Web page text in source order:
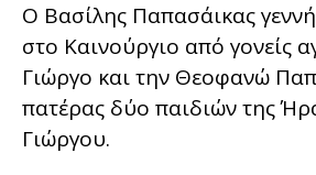
Ο Βασίλης Παπασάικας
στο Καινούργιο από γονείς
Γιώργο και την Θεοφανώ
πατέρας δύο παιδιών της
Γιώργου.